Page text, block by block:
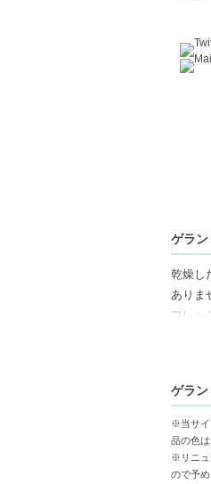
ゲラ
乾燥し
ありま
フレッ
【商品
しっと
ハチミ
持ち運
ゲラ
※当サイ
品の色
※リニュ
ので予め